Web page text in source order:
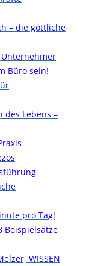
– die göttliche
Büro sein!
des Lebens –
pro Tag!
Beispielsätze
WISSEN